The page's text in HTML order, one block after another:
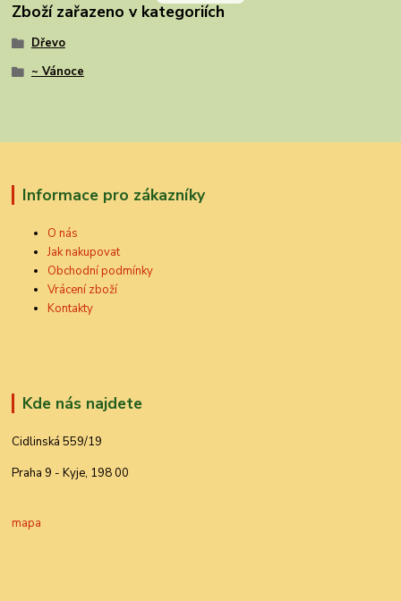
Zboží zařazeno v kategoriích
Dřevo
~ Vánoce
Informace pro zákazníky
O nás
Jak nakupovat
Obchodní podmínky
Vrácení zboží
Kontakty
Kde nás najdete
Cidlinská 559/19
Praha 9 - Kyje, 198 00
mapa